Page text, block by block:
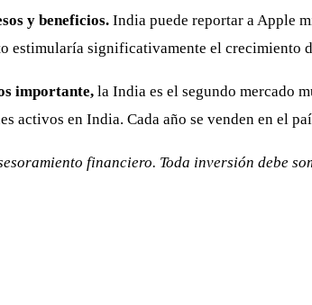
y beneficios. India puede reportar a Apple
estimularía significativamente el crecimiento
importante, la India es el segundo mercado
activos en India. Cada año se venden en el
financiero. Toda inversión debe